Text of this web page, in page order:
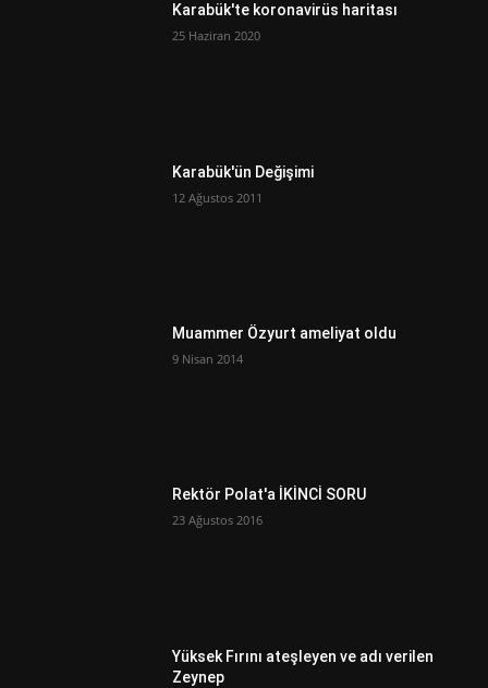
Karabük'te koronavirüs haritası
25 Haziran 2020
Karabük'ün Değişimi
12 Ağustos 2011
Muammer Özyurt ameliyat oldu
9 Nisan 2014
Rektör Polat'a İKİNCİ SORU
23 Ağustos 2016
Yüksek Fırını ateşleyen ve adı verilen
Zeynep